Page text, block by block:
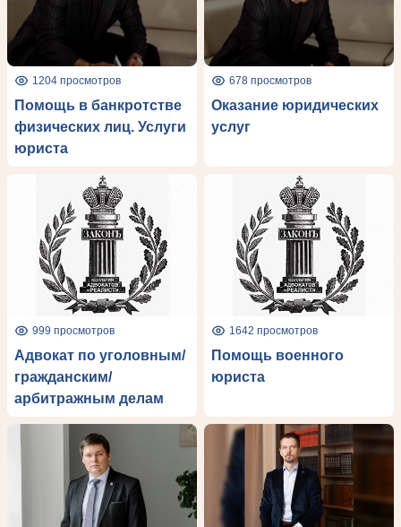
1204 просмотров
Помощь в банкротстве
физических лиц. Услуги
юриста
678 просмотров
Оказание юридических
услуг
999 просмотров
Адвокат по уголовным/
гражданским/
арбитражным делам
1642 просмотров
Помощь военного
юриста